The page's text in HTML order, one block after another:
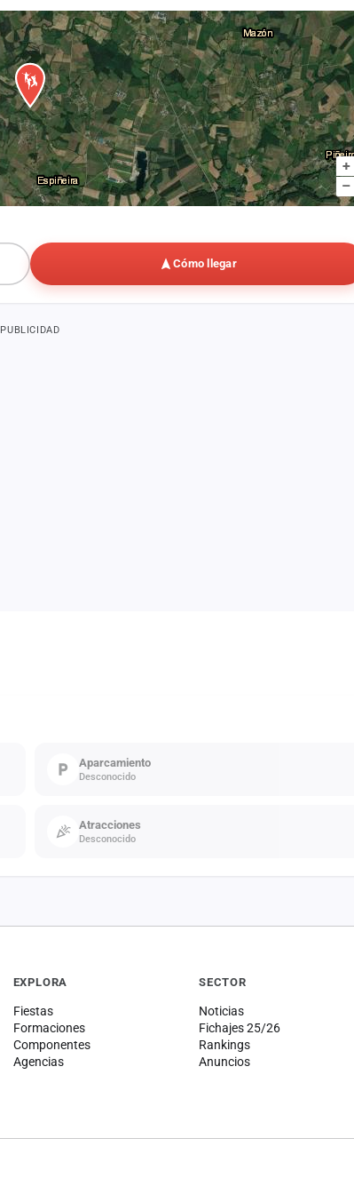
+
–
Cómo llegar
PUBLICIDAD
Aparcamiento
Desconocido
Atracciones
Desconocido
EXPLORA
Fiestas
Formaciones
Componentes
Agencias
SECTOR
Noticias
Fichajes 25/26
Rankings
Anuncios